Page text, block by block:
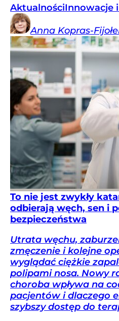
AktualnościInnowacje
Anna Kopras-
To nie jest zwykły
odbierają węch, sen i
bezpieczeństwa
Utrata węchu,
zmęczenie i kolejne
wyglądać ciężkie
polipami nosa. Nowy
choroba wpływa na
pacjentów i dlaczego
szybszy dostęp do